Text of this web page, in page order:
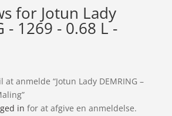
for Jotun Lady
- 1269 - 0.68 L -
anmelde “Jotun Lady DEMRING –
in for at afgive en anmeldelse.